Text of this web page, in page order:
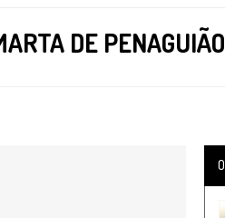
DE PENAGUIÃO